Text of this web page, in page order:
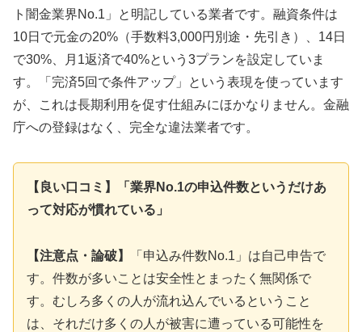
ト闇金業界No.1」と明記している業者です。融資条件は
10日で元金の20%（手数料3,000円別途・先引き）、14日
で30%、月1返済で40%という3プランを設定していま
す。「完済5回で条件アップ」という表現を使っています
が、これは長期利用を促す仕組みにほかなりません。金融
庁への登録はなく、完全な違法業者です。
【良い口コミ】「業界No.1の申込件数というだけあ
って対応が慣れている」
【注意点・論破】
「申込み件数No.1」は自己申告で
す。件数が多いことは安全性とまったく無関係で
す。むしろ多くの人が流れ込んでいるということ
は、それだけ多くの人が被害に遭っている可能性を